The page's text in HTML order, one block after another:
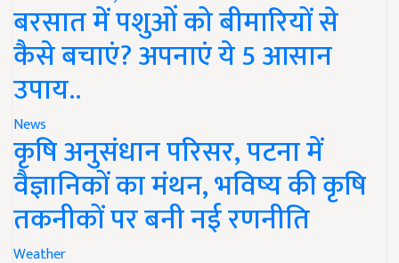
बरसात में पशुओं को बीमारियों से
कैसे बचाएं? अपनाएं ये 5 आसान
उपाय..
News
कृषि अनुसंधान परिसर, पटना में
वैज्ञानिकों का मंथन, भविष्य की कृषि
तकनीकों पर बनी नई रणनीति
Weather